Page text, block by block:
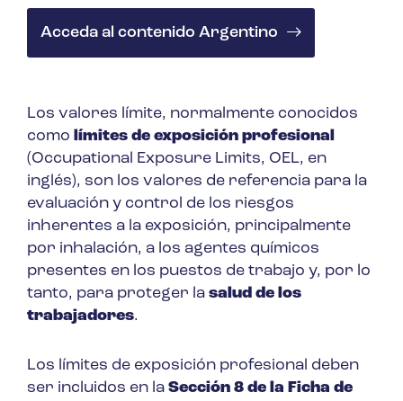
Acceda al contenido Argentino
Los valores límite, normalmente conocidos
como límites de exposición profesional
(Occupational Exposure Limits, OEL, en
inglés), son los valores de referencia para la
evaluación y control de los riesgos
inherentes a la exposición, principalmente
por inhalación, a los agentes químicos
presentes en los puestos de trabajo y, por lo
tanto, para proteger la salud de los
trabajadores.
Los límites de exposición profesional deben
ser incluidos en la Sección 8 de la Ficha de